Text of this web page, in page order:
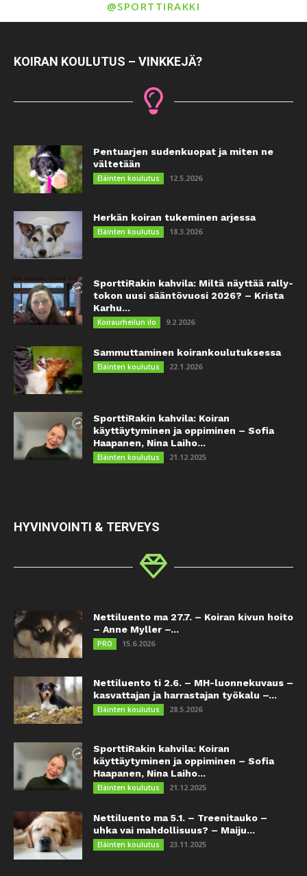
@SPORTTIRAKKI
KOIRAN KOULUTUS – VINKKEJÄ?
Pentuarjen sudenkuopat ja miten ne
vältetään
Eläinten koulutus 12.5.2026
Herkän koiran tukeminen arjessa
Eläinten koulutus 18.3.2026
SporttiRakin kahvila: Miltä näyttää rally-
tokon uusi sääntövuosi 2026? – Krista
Karhu...
Koiraurheilun ilo 9.2.2026
Sammuttaminen koirankoulutuksessa
Eläinten koulutus 22.1.2026
SporttiRakin kahvila: Koiran
käyttäytyminen ja oppiminen – Sofia
Haapanen, Nina Laiho...
Eläinten koulutus 21.12.2025
HYVINVOINTI & TERVEYS
Nettiluento ma 27.7. – Koiran kivun hoito
– Anne Myller –...
PRO 15.6.2026
Nettiluento ti 2.6. – MH-luonnekuvaus –
kasvattajan ja harrastajan työkalu –...
Eläinten koulutus 28.5.2026
SporttiRakin kahvila: Koiran
käyttäytyminen ja oppiminen – Sofia
Haapanen, Nina Laiho...
Eläinten koulutus 21.12.2025
Nettiluento ma 5.1. – Treenitauko –
uhka vai mahdollisuus? – Maiju...
Eläinten koulutus 23.11.2025